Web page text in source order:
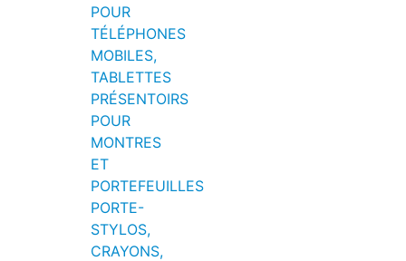
POUR
TÉLÉPHONES
MOBILES,
TABLETTES
PRÉSENTOIRS
POUR
MONTRES
ET
PORTEFEUILLES
PORTE-
STYLOS,
CRAYONS,